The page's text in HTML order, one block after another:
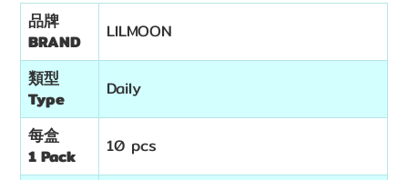
品牌
BRAND
LILMOON
類型
Type
Daily
每盒
1 Pack
10 pcs